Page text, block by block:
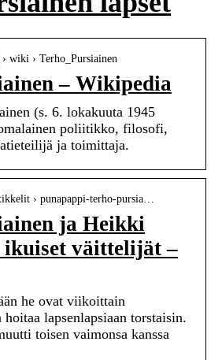
wiki › Terho_Pursiainen
– Wikipedia
(s. 6. lokakuuta 1945
poliitikko, filosofi,
ja toimittaja.
› punapappi-terho-pursia…
ja Heikki
ikuiset väittelijät –
he ovat viikoittain
hoitaa lapsenlapsiaan torstaisin.
toisen vaimonsa kanssa